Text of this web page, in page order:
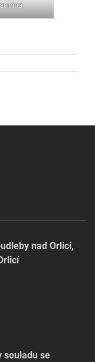
nad Orlicí,
souladu se